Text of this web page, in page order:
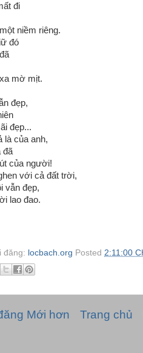
đi
niềm riêng.
đó
mờ mịt.
đẹp,
đẹp...
là của anh,
đã
của người!
với cả đất trời,
vẫn đẹp,
lao đao.
đăng: locbach.org Posted 2:11:00
Mới hơn Trang chủ